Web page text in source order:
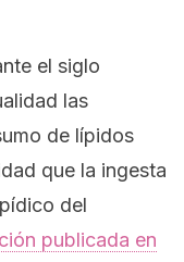
el siglo
las
de lípidos
que la ingesta
del
publicada en